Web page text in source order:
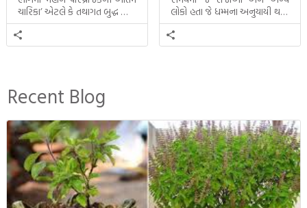
ચારિકા’ એટલે કે તથાગત બુદ્ધ સાથે
સતત પરિભ્રમણ કરતા સહચારીઓ
સાથે ફરી એકવારની
મુલાકાત, બીજા ભાગમાં તથાગતે
ઉત્તરાધિકારી તરીકે સ્થાપે છે તે
દૃશ્યો અંકિત થયાં છે. ટૂંકમાં બુદ્ધનાં
જીવનના અંતિમ દિવસોની યાત્રાનો
પરિપાક જોવા મળે […]
લોકો હતા જે ધમ્મના અનુયાયી થયા.
તેમનો અને બુદ્ધ વચ્ચે થયેલો
સત્સંગ વીશે જાણકારી મળે છે.
Recent Blog